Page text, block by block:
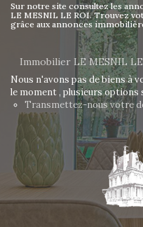
Sur notre site consultez les
LE MESNIL LE ROI. Trouvez
grâce aux annonces
Immobilier LE MESNIL
Nous n'avons pas de biens à
le moment , plusieurs options
Transmettez-nous votre